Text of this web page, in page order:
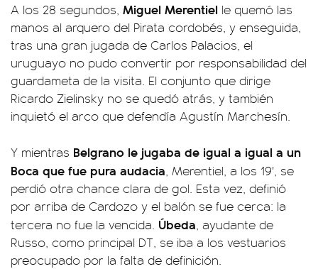
A los 28 segundos, Miguel Merentiel le quemó las
manos al arquero del Pirata cordobés, y enseguida,
tras una gran jugada de Carlos Palacios, el
uruguayo no pudo convertir por responsabilidad del
guardameta de la visita. El conjunto que dirige
Ricardo Zielinsky no se quedó atrás, y también
inquietó el arco que defendía Agustín Marchesín.
Y mientras Belgrano le jugaba de igual a igual a un
Boca que fue pura audacia, Merentiel, a los 19', se
perdió otra chance clara de gol. Esta vez, definió
por arriba de Cardozo y el balón se fue cerca: la
tercera no fue la vencida. Úbeda, ayudante de
Russo, como principal DT, se iba a los vestuarios
preocupado por la falta de definición.